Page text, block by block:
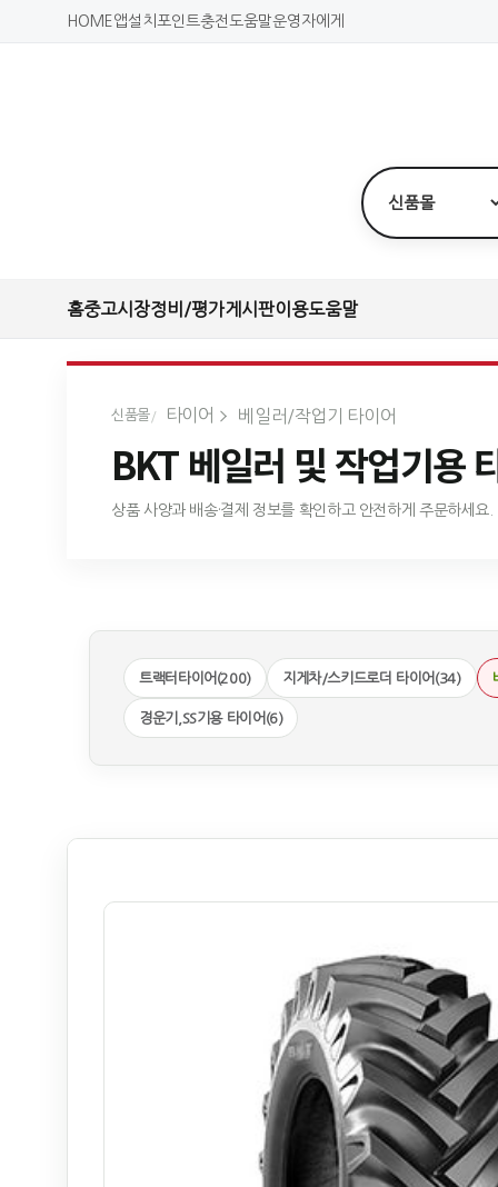
HOME 앱설치 포인트충전도움말운영자에게
홈중고시장정비/평가게시판이용도움말
신품몰 타이어 베일러/작업기 타이어
BKT 베일러 및 작업기용
상품 사양과 배송·결제 정보를 확인하고 안전하게 주문하세요.
트랙터타이어(200) 지게차/스키드로더 타이어(34)
경운기,SS기용 타이어(6)